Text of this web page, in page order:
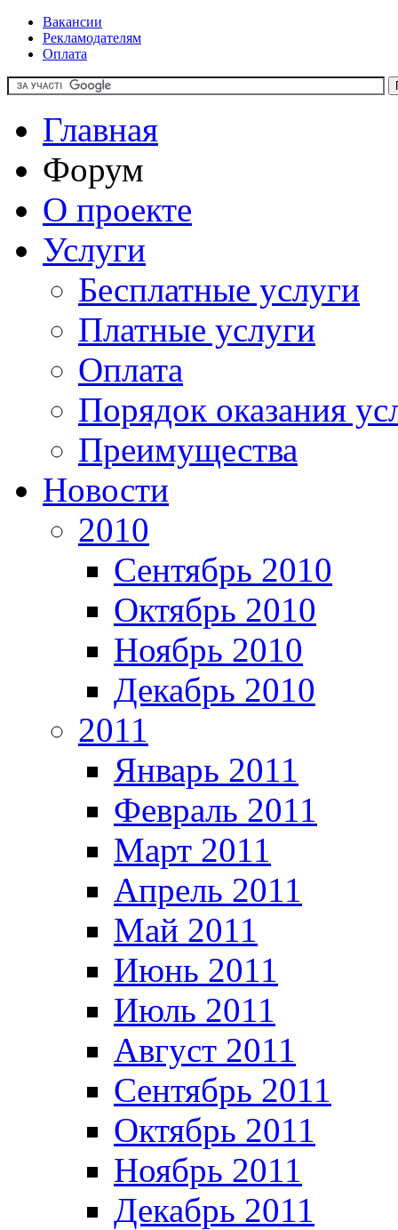
Вакансии
Рекламодателям
Оплата
Главная
Форум
О проекте
Услуги
Бесплатные услуги
Платные услуги
Оплата
Порядок оказания
Преимущества
Новости
2010
Сентябрь 2010
Октябрь 2010
Ноябрь 2010
Декабрь 2010
2011
Январь 2011
Февраль 2011
Март 2011
Апрель 2011
Май 2011
Июнь 2011
Июль 2011
Август 2011
Сентябрь 2011
Октябрь 2011
Ноябрь 2011
Декабрь 2011